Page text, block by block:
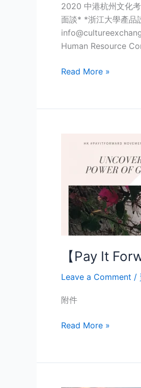
2020 中港杭州文化
面談* *浙江大學產品
Human Resource
Read More »
【Pay It
Leave a Comment /
附件
Forward】
2020.04
Read More »